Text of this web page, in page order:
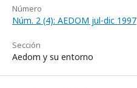
Número
Núm. 2 (4): AEDOM jul-dic 1997
Sección
Aedom y su entorno